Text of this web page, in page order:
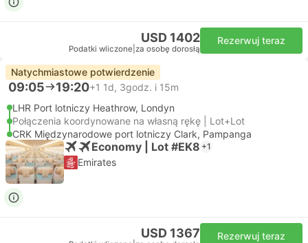
USD 1402
Podatki wliczone za osobę dorosłą
Rezerwuj teraz
Natychmiastowe potwierdzenie
09:05 19:20+1 1d, 3godz. i 15m
LHR Port lotniczy Heathrow, Londyn
Połączenia koordynowane na własną rękę | Lot+Lot
CRK Międzynarodowe port lotniczy Clark, Pampanga
Economy | Lot #EK8 +1
Emirates
USD 1367 Rezerwuj teraz